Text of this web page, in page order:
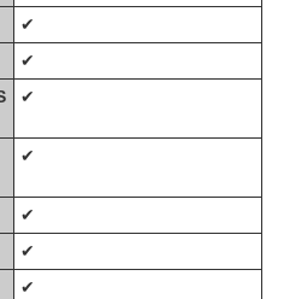
✔
✔
✔
✔
✔
✔
✔